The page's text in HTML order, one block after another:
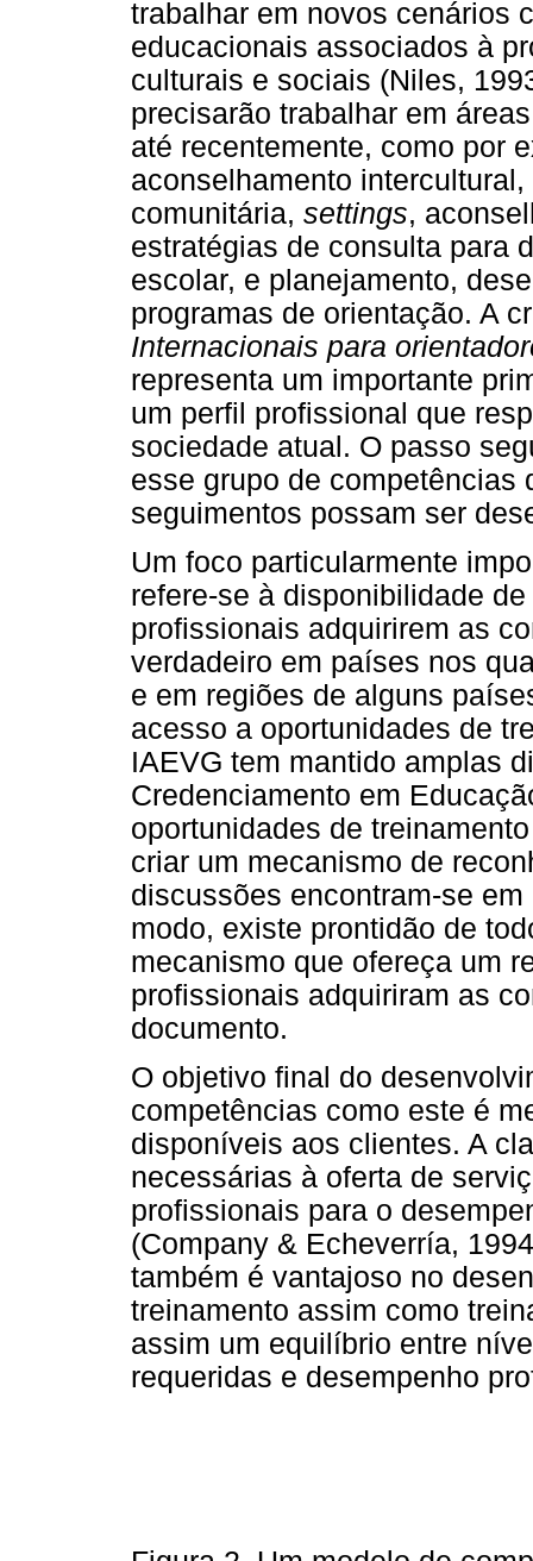
trabalhar em novos cenários
educacionais associados à
culturais e sociais (Niles,
precisarão trabalhar em
até recentemente, como por
aconselhamento
comunitária, settings,
estratégias de consulta para
escolar, e planejamento,
programas de orientação. A
Internacionais para
representa um importante
um perfil profissional que
sociedade atual. O passo
esse grupo de competências
seguimentos possam ser
Um foco particularmente
refere-se à disponibilidade
profissionais adquirirem as
verdadeiro em países nos
e em regiões de alguns
acesso a oportunidades de
IAEVG tem mantido amplas
Credenciamento em
oportunidades de
criar um mecanismo de
discussões encontram-se
modo, existe prontidão de
mecanismo que ofereça um
profissionais adquiriram as
documento.
O objetivo final do
competências como este é
disponíveis aos clientes. A
necessárias à oferta de
profissionais para o
(Company & Echeverría,
também é vantajoso no
treinamento assim como
assim um equilíbrio entre
requeridas e desempenho